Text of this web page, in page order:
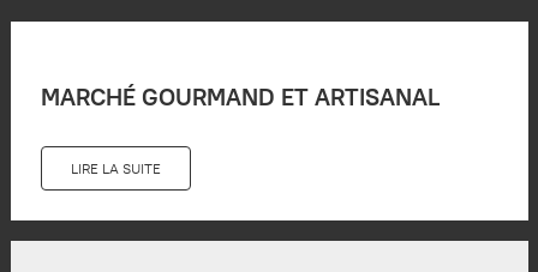
MARCHÉ GOURMAND ET ARTISANAL
LIRE LA SUITE